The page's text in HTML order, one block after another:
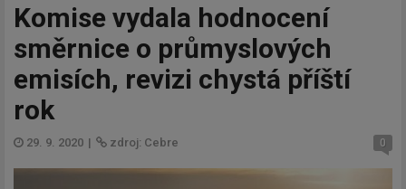
Komise vydala hodnocení
směrnice o průmyslových
emisích, revizi chystá příští
rok
29. 9. 2020 | zdroj: Cebre 0